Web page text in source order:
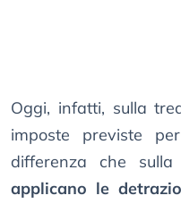
Oggi, infatti, sulla
imposte previste
differenza che
applicano le